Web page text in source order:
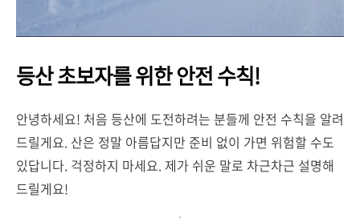
등산 초보자를 위한 안전 수칙!
안녕하세요! 처음 등산에 도전하려는 분들께 안전 수칙을 알려
드릴게요. 산은 정말 아름답지만 준비 없이 가면 위험할 수도
있답니다. 걱정하지 마세요. 제가 쉬운 말로 차근차근 설명해
드릴게요!